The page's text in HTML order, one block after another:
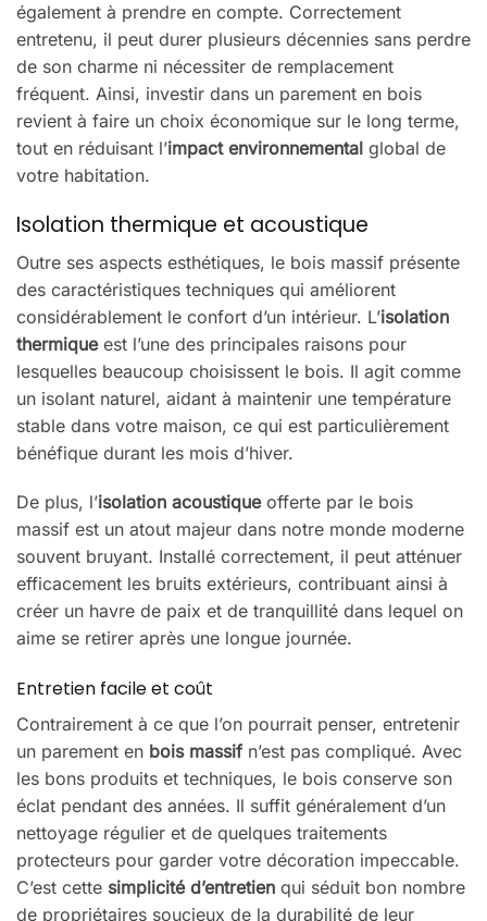
également à prendre en compte. Correctement
entretenu, il peut durer plusieurs décennies sans perdre
de son charme ni nécessiter de remplacement
fréquent. Ainsi, investir dans un parement en bois
revient à faire un choix économique sur le long terme,
tout en réduisant l’impact environnemental global de
votre habitation.
Isolation thermique et acoustique
Outre ses aspects esthétiques, le bois massif présente
des caractéristiques techniques qui améliorent
considérablement le confort d’un intérieur. L’isolation
thermiqueest l’une des principales raisons pour
lesquelles beaucoup choisissent le bois. Il agit comme
un isolant naturel, aidant à maintenir une température
stable dans votre maison, ce qui est particulièrement
bénéfique durant les mois d’hiver.
De plus, l’isolation acoustiqueofferte par le bois
massif est un atout majeur dans notre monde moderne
souvent bruyant. Installé correctement, il peut atténuer
efficacement les bruits extérieurs, contribuant ainsi à
créer un havre de paix et de tranquillité dans lequel on
aime se retirer après une longue journée.
Entretien facile et coût
Contrairement à ce que l’on pourrait penser, entretenir
un parement en bois massifn’est pas compliqué. Avec
les bons produits et techniques, le bois conserve son
éclat pendant des années. Il suffit généralement d’un
nettoyage régulier et de quelques traitements
protecteurs pour garder votre décoration impeccable.
C’est cette simplicité d’entretien qui séduit bon nombre
de propriétaires soucieux de la durabilité de leur